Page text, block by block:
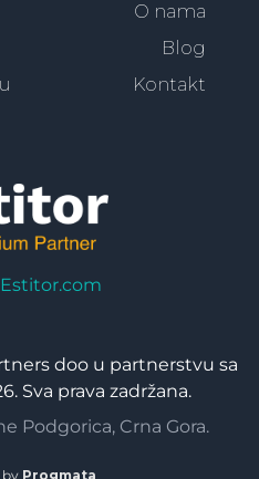
O nama
Blog
Kontakt
Estitor.com
doo u partnerstvu sa
Sva prava zadržana.
Podgorica, Crna Gora.
by Progmata